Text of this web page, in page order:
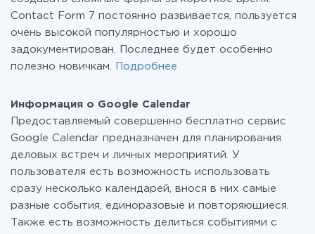
Contact Form 7 постоянно развивается, пользуется
очень высокой популярностью и хорошо
задокументирован. Последнее будет особенно
полезно новичкам.
Подробнее
Информация о Google Calendar
Предоставляемый совершенно бесплатно сервис
Google Calendar предназначен для планирования
деловых встреч и личных мероприятий. У
пользователя есть возможность использовать
сразу несколько календарей, внося в них самые
разные события, единоразовые и повторяющиеся.
Также есть возможность делиться событиями с